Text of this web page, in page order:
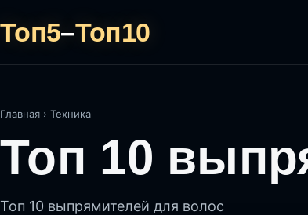
Топ5–Топ10
Главная › Техника
Топ 10
Топ 10 выпрямителей для волос